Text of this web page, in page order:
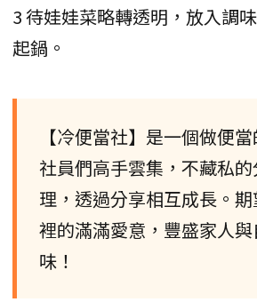
3 待娃娃菜略轉透明，放入調
起鍋。
【冷便當社】是一個做便
社員們高手雲集，不藏私
理，透過分享相互成長。
裡的滿滿愛意，豐盛家人
味！